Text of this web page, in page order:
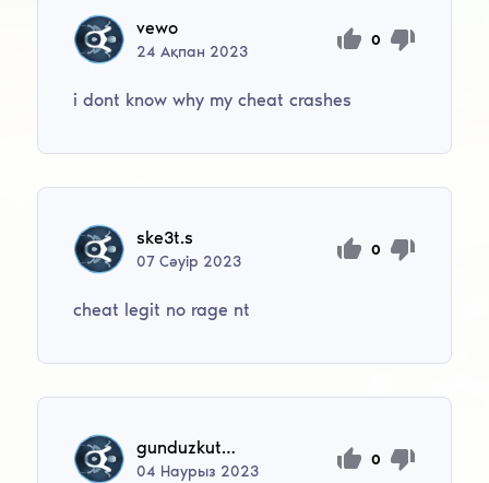
vewo
24Ақпан 2023
0
i dont know why my cheat crashes
ske3t.s
07Сәуір 2023
0
cheat legit no rage nt
gunduzkutay8
04 Наурыз 2023
0